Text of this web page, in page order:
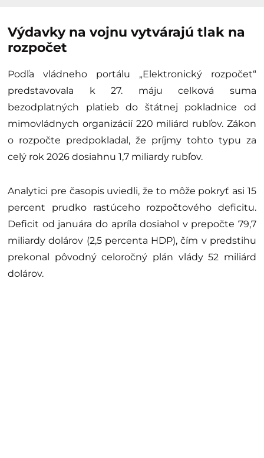
Výdavky na vojnu vytvárajú tlak na
rozpočet
Podľa vládneho portálu „Elektronický rozpočet“
predstavovala k 27. máju celková suma
bezodplatných platieb do štátnej pokladnice od
mimovládnych organizácií 220 miliárd rubľov. Zákon
o rozpočte predpokladal, že príjmy tohto typu za
celý rok 2026 dosiahnu 1,7 miliardy rubľov.
Analytici pre časopis uviedli, že to môže pokryť asi 15
percent prudko rastúceho rozpočtového deficitu.
Deficit od januára do apríla dosiahol v prepočte 79,7
miliardy dolárov (2,5 percenta HDP), čím v predstihu
prekonal pôvodný celoročný plán vlády 52 miliárd
dolárov.